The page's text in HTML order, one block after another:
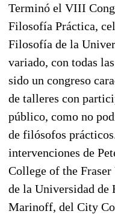
Terminó el VIII
Filosofía Práctica,
Filosofía de la
variado, con todas
sido un congreso
de talleres con
público, como no
de filósofos
intervenciones de
College of the Fraser
de la Universidad
Marinoff, del City